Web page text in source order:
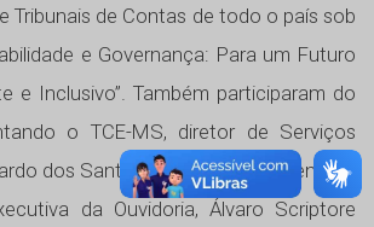
Tribunais de Contas de todo o país sob
e Governança: Para um Futuro
e Inclusivo”. Também participaram do
o TCE-MS, diretor de Serviços
dos Santos Dionizio, o coordenador
da Ouvidoria, Álvaro Scriptore